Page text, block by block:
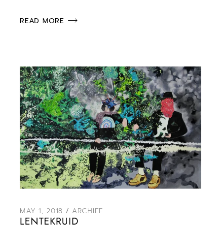
READ MORE
MAY 1, 2018 ARCHIEF
LENTEKRUID